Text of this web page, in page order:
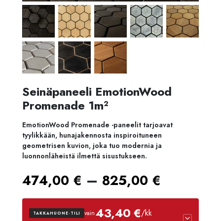
Seinäpaneeli EmotionWood
Promenade 1m²
EmotionWood Promenade -paneelit tarjoavat
tyylikkään, hunajakennosta inspiroituneen
geometrisen kuvion, joka tuo modernia ja
luonnonläheistä ilmettä sisustukseen.
474,00 € – 825,00 €
474,00
TAKKAHUONE-TILI vain43,40 €/kk